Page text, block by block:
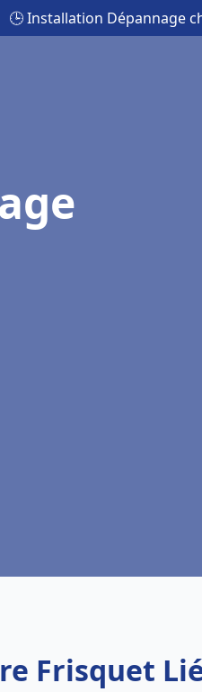
🕒 Installation Dépannage
Frisquet